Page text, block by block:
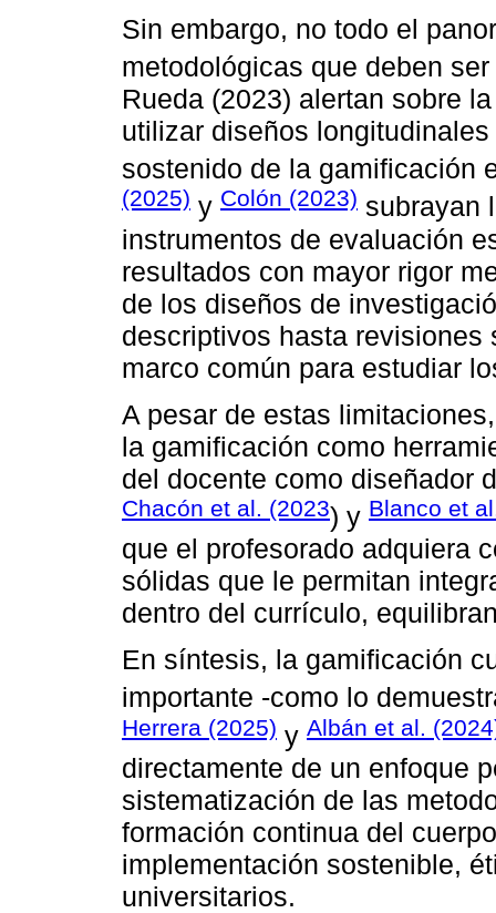
Sin embargo, no todo el
metodológicas que deben
Rueda (2023) alertan sobre
utilizar diseños
sostenido de la gamificación
(2025) y Colón (2023) subrayan
instrumentos de evaluación
resultados con mayor rigor
de los diseños de
descriptivos hasta
marco común para estudiar
A pesar de estas
la gamificación como
del docente como diseñador
Chacón et al. (2023) y Blanco et
que el profesorado adquiera
sólidas que le permitan
dentro del currículo,
En síntesis, la gamificación
importante -como lo
Herrera (2025) y Albán et al.
directamente de un enfoque
sistematización de las
formación continua del
implementación sostenible,
universitarios.